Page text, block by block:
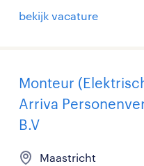
bekijk vacature
Monteur
Arriva
B.V
Maastricht